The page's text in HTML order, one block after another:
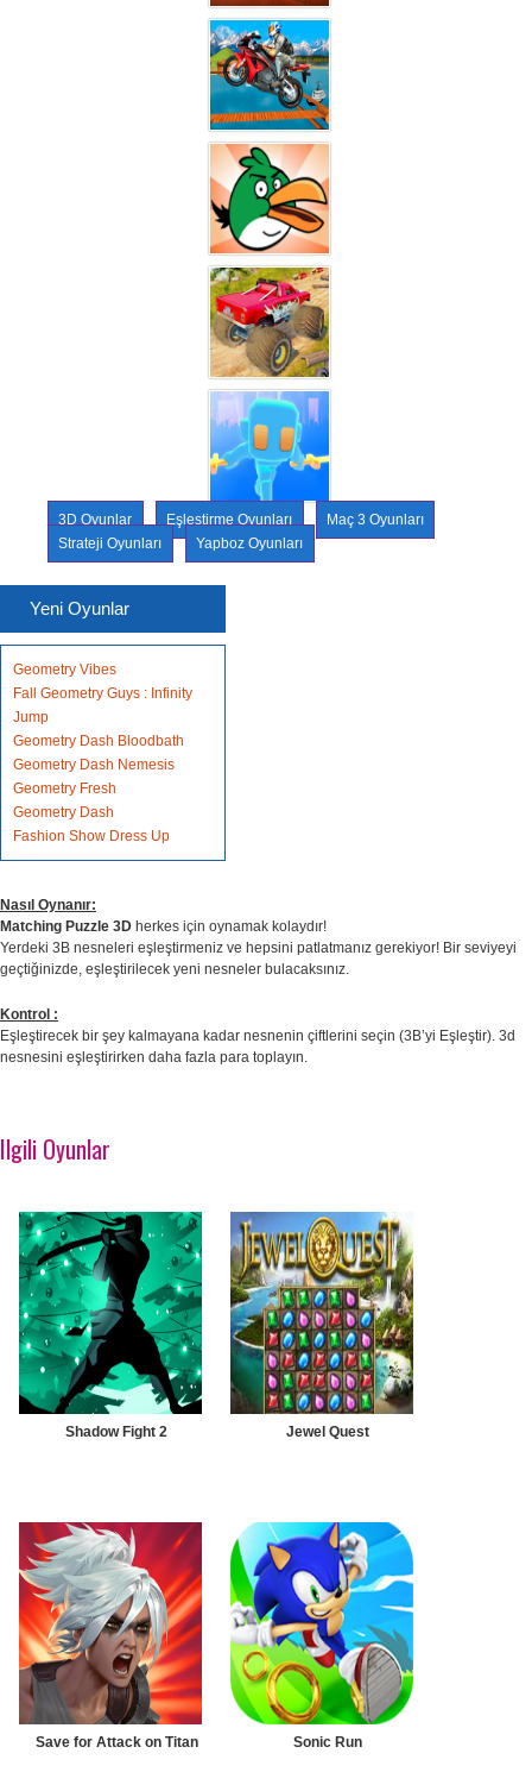
3D Oyunlar Eşleştirme Oyunları
Maç 3 Oyunları
Strateji Oyunları
Yapboz Oyunları
Yeni Oyunlar
Geometry Vibes
Fall Geometry Guys : Infinity
Jump
Geometry Dash Bloodbath
Geometry Dash Nemesis
Geometry Fresh
Geometry Dash
Fashion Show Dress Up
Nasıl Oynanır:
Matching Puzzle 3D herkes için oynamak kolaydır!
Yerdeki 3B nesneleri eşleştirmeniz ve hepsini patlatmanız gerekiyor! Bir seviyeyi
geçtiğinizde, eşleştirilecek yeni nesneler bulacaksınız.
Kontrol :
Eşleştirecek bir şey kalmayana kadar nesnenin çiftlerini seçin (3B’yi Eşleştir). 3d
nesnesini eşleştirirken daha fazla para toplayın.
Ilgili Oyunlar
Shadow Fight 2 Jewel Quest
Save for Attack on Titan Sonic Run